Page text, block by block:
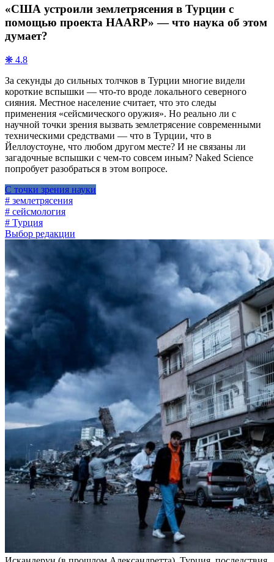
«США устроили землетрясения в Турции с
помощью проекта HAARP» — что наука об этом
думает?
❋ 4.8
За секунды до сильных толчков в Турции многие видели
короткие вспышки — что-то вроде локального северного
сияния. Местное население считает, что это следы
применения «сейсмического оружия». Но реально ли с
научной точки зрения вызвать землетрясение современными
техническими средствами — что в Турции, что в
Йеллоустоуне, что любом другом месте? И не связаны ли
загадочные вспышки с чем-то совсем иным? Naked Science
попробует разобраться в этом вопросе.
С точки зрения науки
# землетрясения
# сейсмология
# Турция
Выбор редакции